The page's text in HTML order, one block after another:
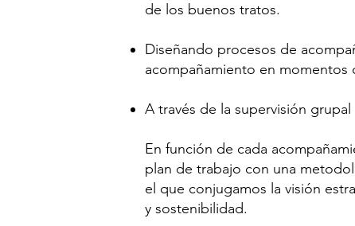
de los buenos tratos.
Diseñando procesos de
acompañamiento en momentos
A través de la supervisión
En función de cada
plan de trabajo con una
el que conjugamos la visión
y sostenibilidad.